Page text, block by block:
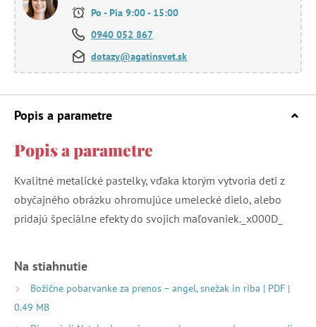
Po - Pia 9:00 - 15:00
0940 052 867
dotazy@agatinsvet.sk
Popis a parametre
Popis a parametre
Kvalitné metalické pastelky, vďaka ktorým vytvoria deti z
obyčajného obrázku ohromujúce umelecké dielo, alebo
pridajú špeciálne efekty do svojich maľovaniek._x000D_
Na stiahnutie
Božične pobarvanke za prenos – angel, snežak in riba | PDF |
0.49 MB